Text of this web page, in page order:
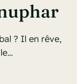
? Il en rêve,